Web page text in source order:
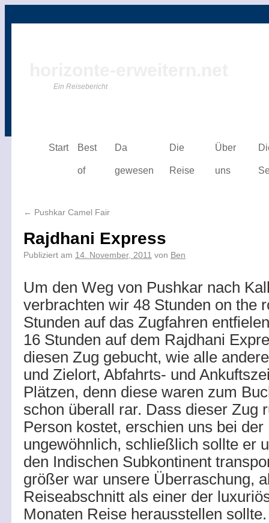
Ein Reisebericht
Start Best
of
Da
gewesen
Die
Reise
Über
uns
← Pushkar Camel Fair
Rajdhani Express
Publiziert am 14. November, 2011 von Ben
Um den Weg von Pushkar nach
verbrachten wir 48 Stunden on the
Stunden auf das Zugfahren
16 Stunden auf dem Rajdhani
diesen Zug gebucht, wie alle
und Zielort, Abfahrts- und
Plätzen, denn diese waren zum
schon überall rar. Dass dieser Zug
Person kostet, erschien uns bei der
ungewöhnlich, schließlich sollte er
den Indischen Subkontinent
größer war unsere Überraschung,
Reiseabschnitt als einer der
Monaten Reise herausstellen sollte.